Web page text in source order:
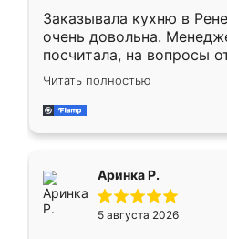
Заказывала кухню в
очень довольна.
посчитала, на вопросы
Замерщик приехал в
делу со всей
за день, ребята
Читать полностью
Аринка Р.
5 августа 2026